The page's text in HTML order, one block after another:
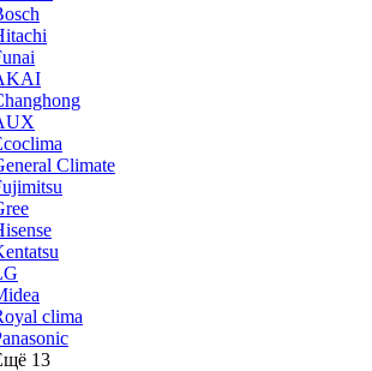
Climate
clima
13